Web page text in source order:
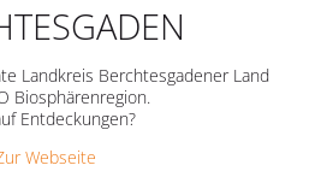
Landkreis Berchtesgadener Land
Biosphärenregion.
Entdeckungen?
Webseite